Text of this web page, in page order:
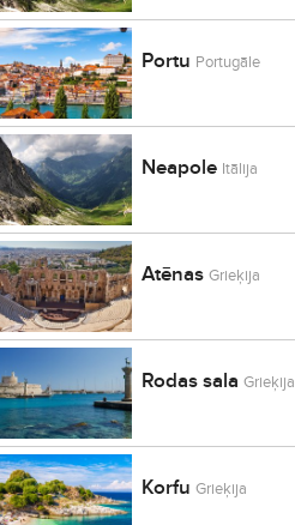
Portu Portugāle
Neapole Itālija
AtēnasGrieķija
Rodas salaGrieķija
KorfuGrieķija